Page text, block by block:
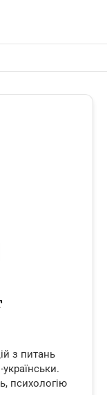
з питань
психологію